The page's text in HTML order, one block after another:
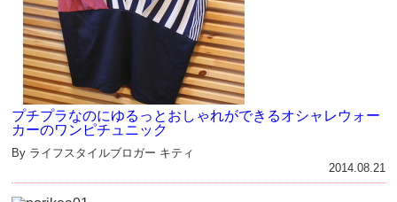
プチプラなのにゆるっとおしゃれができるオシャレウォー
カーのワンピチュニック
By ライフスタイルブロガー キティ
2014.08.21